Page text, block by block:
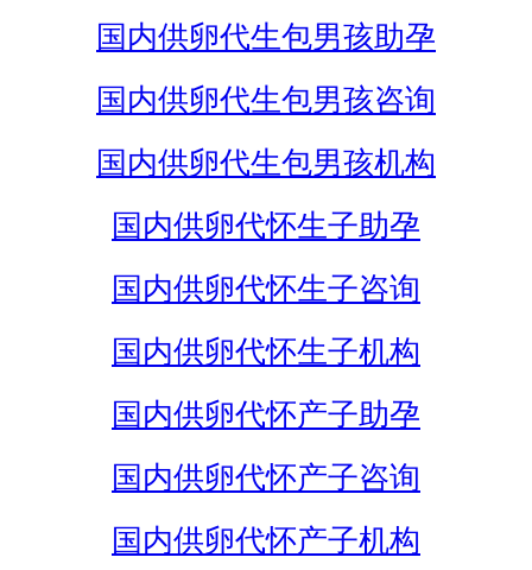
国内供卵代生包男孩助孕
国内供卵代生包男孩咨询
国内供卵代生包男孩机构
国内供卵代怀生子助孕
国内供卵代怀生子咨询
国内供卵代怀生子机构
国内供卵代怀产子助孕
国内供卵代怀产子咨询
国内供卵代怀产子机构